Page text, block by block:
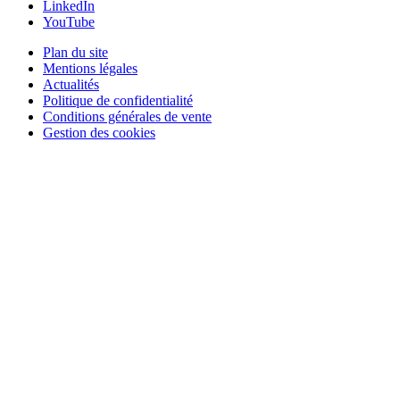
LinkedIn
YouTube
Plan du site
Mentions légales
Actualités
Politique de confidentialité
Conditions générales de vente
Gestion des cookies